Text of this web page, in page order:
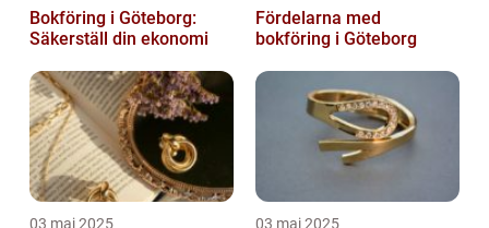
Bokföring i Göteborg:
Säkerställ din ekonomi
Fördelarna med
bokföring i Göteborg
03 maj 2025 03 maj 2025